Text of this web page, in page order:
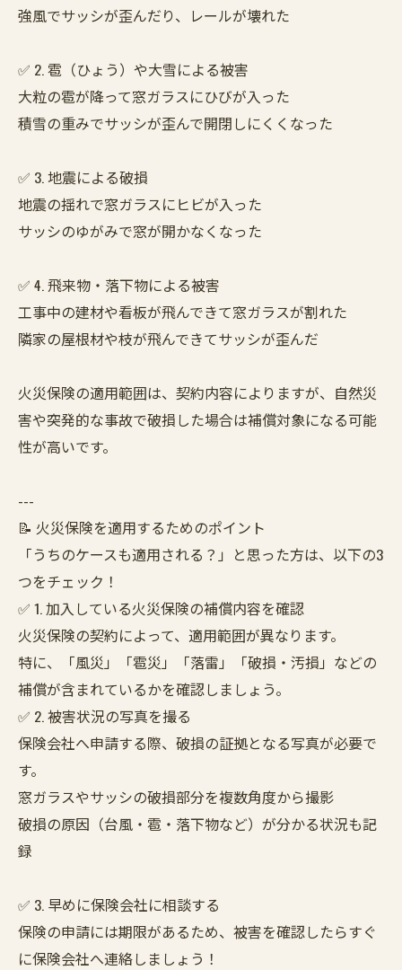
強風でサッシが歪んだり、レールが壊れた
✅ 2. 雹（ひょう）や大雪による被害
大粒の雹が降って窓ガラスにひびが入った
積雪の重みでサッシが歪んで開閉しにくくなった
✅ 3. 地震による破損
地震の揺れで窓ガラスにヒビが入った
サッシのゆがみで窓が開かなくなった
✅ 4. 飛来物・落下物による被害
工事中の建材や看板が飛んできて窓ガラスが割れた
隣家の屋根材や枝が飛んできてサッシが歪んだ
火災保険の適用範囲は、契約内容によりますが、自然災
害や突発的な事故で破損した場合は補償対象になる可能
性が高いです。
---
📝 火災保険を適用するためのポイント
「うちのケースも適用される？」と思った方は、以下の3
つをチェック！
✅ 1. 加入している火災保険の補償内容を確認
火災保険の契約によって、適用範囲が異なります。
特に、「風災」「雹災」「落雷」「破損・汚損」などの
補償が含まれているかを確認しましょう。
✅ 2. 被害状況の写真を撮る
保険会社へ申請する際、破損の証拠となる写真が必要で
す。
窓ガラスやサッシの破損部分を複数角度から撮影
破損の原因（台風・雹・落下物など）が分かる状況も記
録
✅ 3. 早めに保険会社に相談する
保険の申請には期限があるため、被害を確認したらすぐ
に保険会社へ連絡しましょう！